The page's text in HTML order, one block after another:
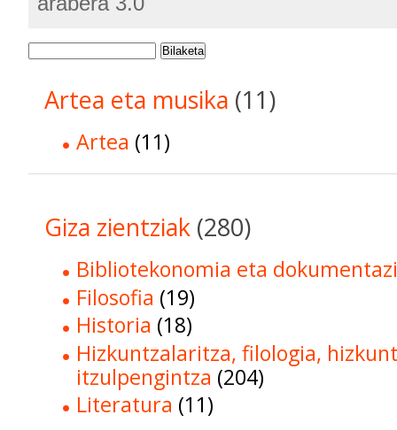
Bilaketa
Artea eta musika (11)
Artea (11)
Giza zientziak (280)
Bibliotekonomia eta
Filosofia (19)
Historia (18)
Hizkuntzalaritza, filologia,
itzulpengintza (204)
Literatura (11)